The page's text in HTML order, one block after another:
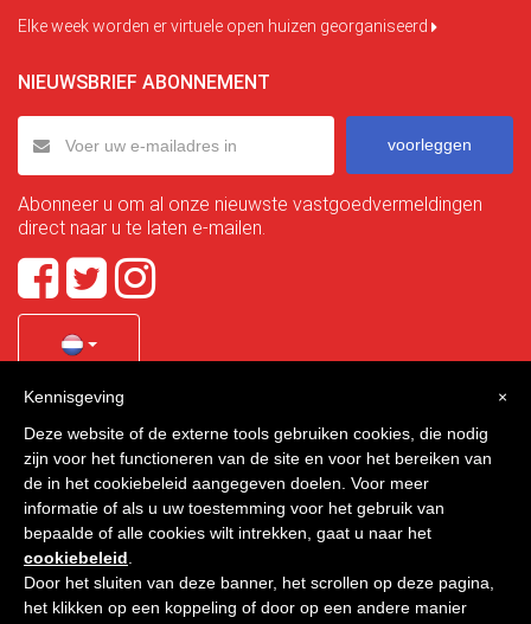
Elke week worden er virtuele open huizen georganiseerd
NIEUWSBRIEF ABONNEMENT
voorleggen
Abonneer u om al onze nieuwste vastgoedvermeldingen
direct naar u te laten e-mailen.
Quality Homes Costa Calida
is a registered trademark of
La Manga Holiday Home SL duly registered with CIF / tax
no. B-30750053 and address: Bella Luz 07-05, 30389 La
Manga Club, Cartagena, Murcia, Spain.
Quality Homes Costa Cálida - Alle rechten voorbehouden
×
Kennisgeving
Deze website of de externe tools gebruiken cookies, die nodig
zijn voor het functioneren van de site en voor het bereiken van
de in het cookiebeleid aangegeven doelen. Voor meer
informatie of als u uw toestemming voor het gebruik van
bepaalde of alle cookies wilt intrekken, gaat u naar het
cookiebeleid
Door het sluiten van deze banner, het scrollen op deze pagina,
het klikken op een koppeling of door op een andere manier